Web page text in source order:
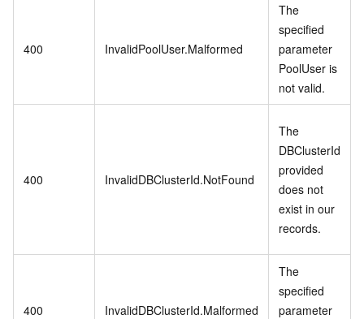
400 InvalidPoolUser.Malformed
The
specified
parameter
PoolUser is
not valid.
400 InvalidDBClusterId.NotFound
The
DBClusterId
provided
does not
exist in our
records.
400 InvalidDBClusterId.Malformed
The
specified
parameter